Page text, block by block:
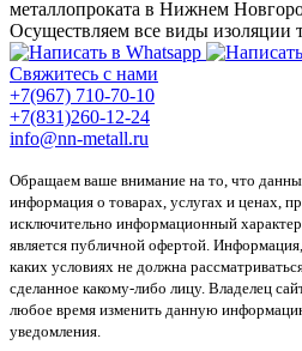
металлопроката в Нижнем
Осуществляем все виды изоляции
Свяжитесь с нами
+7(967) 710-70-10
+7(831)260-12-24
info@nn-metall.ru
Обращаем ваше внимание на то, что
информация о товарах, услугах и ценах,
исключительно информационный
является публичной офертой.
каких условиях не должна
сделанное какому-либо лицу. Владелец
любое время изменить данную
уведомления.